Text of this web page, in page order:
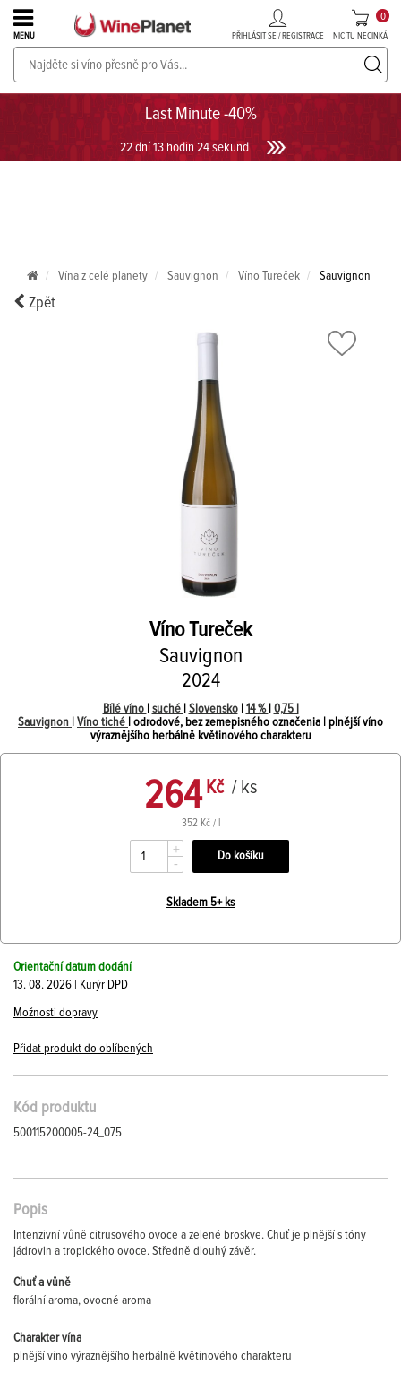
Last Minute -40%
22 dní 13 hodin 24 sekund
MENU PŘIHLÁSIT SE / REGISTRACE NIC TU NECINKÁ
0
PROSECCO v akci až do -30%!UKÁZAT PROSECCO
Vína z celé planety Sauvignon Víno Tureček Sauvignon
Zpět
Víno Tureček
Sauvignon
2024
Bílé víno suché Slovensko| 14 % 0,75 l
Sauvignon
Víno tiché
| odrodové, bez zemepisného označenia | plnější víno
výraznějšího herbálně květinového charakteru
264 Kč / ks
352 Kč / l
+
-
Skladem 5+ ks
Orientační datum dodání
13. 08. 2026 | Kurýr DPD
Možnosti dopravy
Přidat produkt do oblíbených
Kód produktu
500115200005-24_075
Popis
Intenzivní vůně citrusového ovoce a zelené broskve. Chuť je plnější s tóny
jádrovin a tropického ovoce. Středně dlouhý závěr.
Chuť a vůně
florální aroma, ovocné aroma
Charakter vína
plnější víno výraznějšího herbálně květinového charakteru